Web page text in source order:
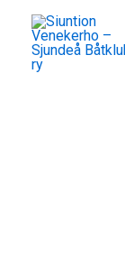
content